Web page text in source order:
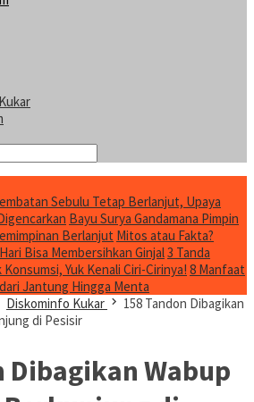
Sebulu Tetap Berlanjut, Upaya
Bayu Surya Gandamana Pimpin
Berlanjut Mitos atau Fakta?
Bisa Membersihkan Ginjal3 Tanda
Yuk Kenali Ciri-Cirinya! 8 Manfaat
Jantung Hingga Menta
Diskominfo Kukar
158 Tandon Dibagikan
di Pesisir
Dibagikan Wabup